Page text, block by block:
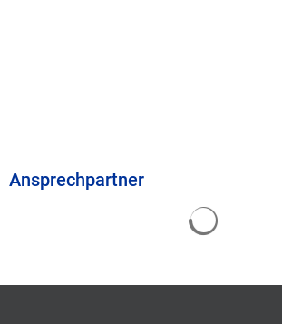
Ansprechpartner